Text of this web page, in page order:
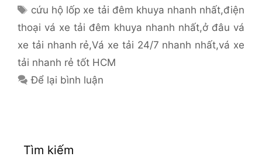
Thẻ
cứu hộ lốp xe tải đêm khuya nhanh nhất,điện
thoại vá xe tải đêm khuya nhanh nhất,ở đâu vá
xe tải nhanh rẻ,Vá xe tải 24/7 nhanh nhất,vá xe
tải nhanh rẻ tốt HCM
Để lại bình luận
Tìm kiếm